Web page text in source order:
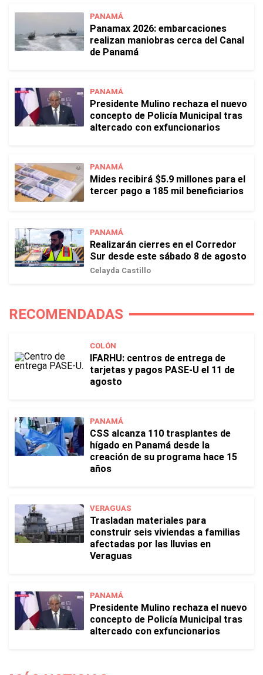
PANAMÁ
Panamax 2026: embarcaciones
realizan maniobras cerca del Canal
de Panamá
PANAMÁ
Presidente Mulino rechaza el nuevo
concepto de Policía Municipal tras
altercado con exfuncionarios
PANAMÁ
Mides recibirá $5.9 millones para el
tercer pago a 185 mil beneficiarios
PANAMÁ
Realizarán cierres en el Corredor
Sur desde este sábado 8 de agosto
Celayda Castillo
RECOMENDADAS
COLÓN
IFARHU: centros de entrega de
tarjetas y pagos PASE-U el 11 de
agosto
PANAMÁ
CSS alcanza 110 trasplantes de
hígado en Panamá desde la
creación de su programa hace 15
años
VERAGUAS
Trasladan materiales para
construir seis viviendas a familias
afectadas por las lluvias en
Veraguas
PANAMÁ
Presidente Mulino rechaza el nuevo
concepto de Policía Municipal tras
altercado con exfuncionarios